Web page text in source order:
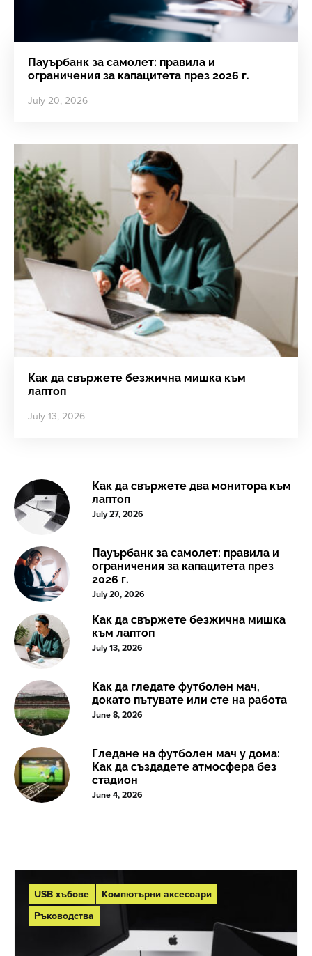
Пауърбанк за самолет: правила и
ограничения за капацитета през 2026 г.
July 20, 2026
Как да свържете безжична мишка към
лаптоп
July 13, 2026
Как да свържете два монитора към
лаптоп
July 27, 2026
Пауърбанк за самолет: правила и
ограничения за капацитета през
2026 г.
July 20, 2026
Как да свържете безжична мишка
към лаптоп
July 13, 2026
Как да гледате футболен мач,
докато пътувате или сте на работа
June 8, 2026
Гледане на футболен мач у дома:
Как да създадете атмосфера без
стадион
June 4, 2026
USB хъбове
Компютърни аксесоари
Ръководства